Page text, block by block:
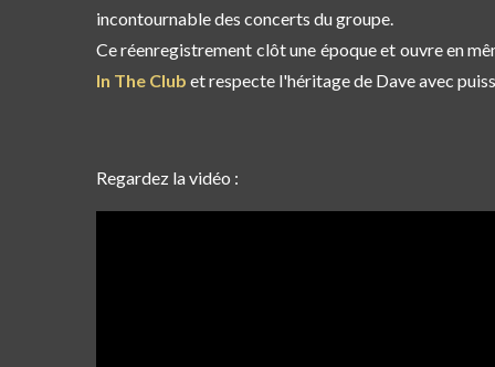
incontournable des concerts du groupe.
Ce réenregistrement clôt une époque et ouvre en
In The Club et respecte l'héritage de Dave avec
Regardez la vidéo :